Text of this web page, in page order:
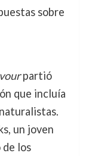
sobre
partió
que incluía
un joven
los